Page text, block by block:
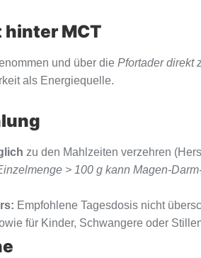
hinter MCT
und über die Pfortader direkt
als Energiequelle.
zu den Mahlzeiten verzehren
> 100 g kann Magen-
Empfohlene Tagesdosis nicht
für Kinder, Schwangere oder